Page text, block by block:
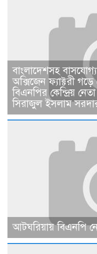
বাংলাদেশসহ
অক্সিজেন ফ্যাক্টরী
বিএনপির কেন্দ্রিয়
সিরাজুল ইসলাম
আটঘরিয়ায় বিএনপি